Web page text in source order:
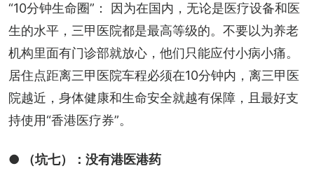
“10分钟生命圈”： 因为在国内，无论是医疗设备和医
生的水平，三甲医院都是最高等级的。不要以为养老
机构里面有门诊部就放心，他们只能应付小病小痛。
居住点距离三甲医院车程必须在10分钟内，离三甲医
院越近，身体健康和生命安全就越有保障，且最好支
持使用“香港医疗券”。
● （坑七）：没有港医港药